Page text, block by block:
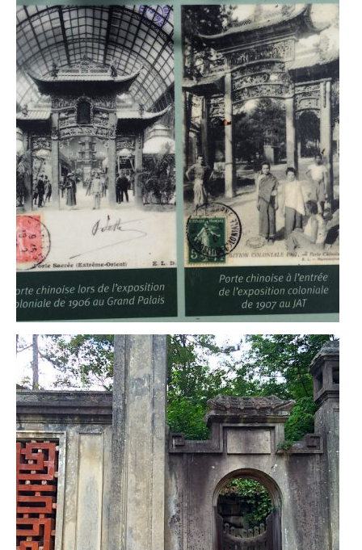
– Hanoi
– Hué & Hoi An
– Quy Nhon
BONNES ADRESSES
BERLIN
Restos asiatiques
Marchés
CHIANG MAI
Cafés
HANOI
Cafés insolites
Cafés avec vue sur lac
LONDRES
Marchés
Cafés
PARIS
Restos chinois